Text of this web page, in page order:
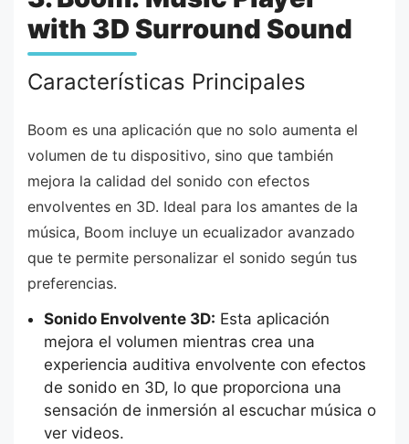
with 3D Surround Sound
Características Principales
Boom es una aplicación que no solo aumenta el
volumen de tu dispositivo, sino que también
mejora la calidad del sonido con efectos
envolventes en 3D. Ideal para los amantes de la
música, Boom incluye un ecualizador avanzado
que te permite personalizar el sonido según tus
preferencias.
Sonido Envolvente 3D: Esta aplicación
mejora el volumen mientras crea una
experiencia auditiva envolvente con efectos
de sonido en 3D, lo que proporciona una
sensación de inmersión al escuchar música o
ver videos.